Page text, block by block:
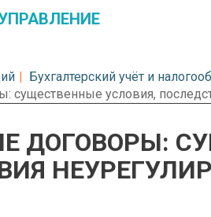
Бухгалтерский учёт и
существенные условия,
ДОГОВОРЫ: